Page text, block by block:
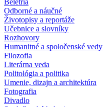
Odborné a náučné
Životopisy a reportáže
Učebnice a slovníky
Rozhovory
Humanitné a spoločenské vedy
Filozofia
Literárna veda
Politológia a politika
Umenie, dizajn a architektúra
Fotografia
Divadlo